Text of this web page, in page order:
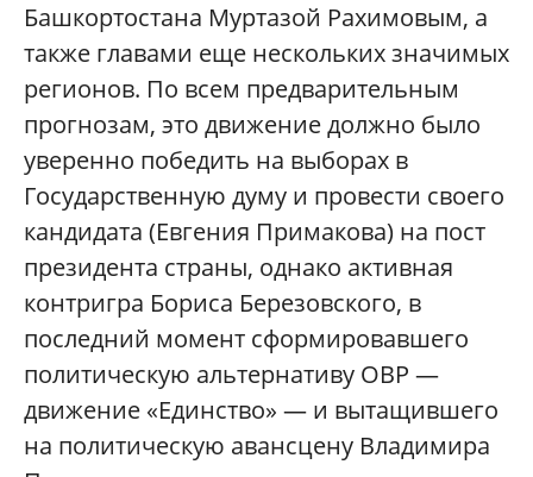
Башкортостана Муртазой Рахимовым, а
также главами еще нескольких значимых
регионов. По всем предварительным
прогнозам, это движение должно было
уверенно победить на выборах в
Государственную думу и провести своего
кандидата (Евгения Примакова) на пост
президента страны, однако активная
контригра Бориса Березовского, в
последний момент сформировавшего
политическую альтернативу ОВР —
движение «Единство» — и вытащившего
на политическую авансцену Владимира